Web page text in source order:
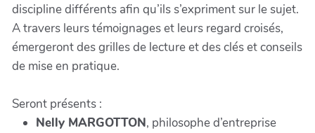
discipline différents afin qu’ils s’expriment sur le sujet.
A travers leurs témoignages et leurs regard croisés,
émergeront des grilles de lecture et des clés et conseils
de mise en pratique.
Seront présents :
Nelly MARGOTTON, philosophe d’entreprise